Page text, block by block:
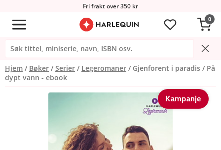
Fri frakt over 350 kr
0
Hjem Bøker Serier Legeromaner
Gjenforent i paradis / På
dypt vann - ebook
Kampanje